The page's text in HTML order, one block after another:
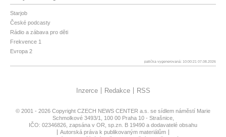
Starjob
České podcasty
Rádio a zábava pro děti
Frekvence 1
Evropa 2
patička vygenerovaná: 10:00:21 07.08.2026
Inzerce Redakce RSS
© 2001 - 2026 Copyright CZECH NEWS CENTER a.s. se sídlem náměstí Marie
Schmolkové 3493/1, 100 00 Praha 10 - Strašnice,
IČO: 02346826, zapsána v OR, sp.zn. B 19490 a dodavatelé obsahu
Autorská práva k publikovaným materiálům